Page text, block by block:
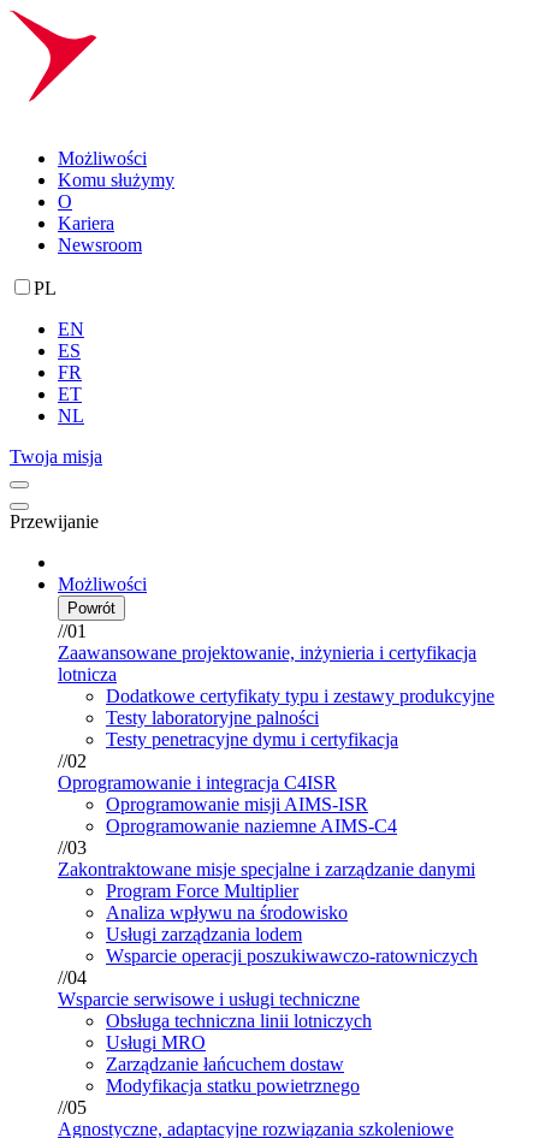
Możliwości
Komu służymy
O
Kariera
Newsroom
PL
EN
ES
FR
ET
NL
Twoja misja
Przewijanie
Możliwości
Powrót
//01
Zaawansowane projektowanie, inżynieria i certyfikacja
lotnicza
Dodatkowe certyfikaty typu i zestawy produkcyjne
Testy laboratoryjne palności
Testy penetracyjne dymu i certyfikacja
//02
Oprogramowanie i integracja C4ISR
Oprogramowanie misji AIMS-ISR
Oprogramowanie naziemne AIMS-C4
//03
Zakontraktowane misje specjalne i zarządzanie danymi
Program Force Multiplier
Analiza wpływu na środowisko
Usługi zarządzania lodem
Wsparcie operacji poszukiwawczo-ratowniczych
//04
Wsparcie serwisowe i usługi techniczne
Obsługa techniczna linii lotniczych
Usługi MRO
Zarządzanie łańcuchem dostaw
Modyfikacja statku powietrznego
//05
Agnostyczne, adaptacyjne rozwiązania szkoleniowe